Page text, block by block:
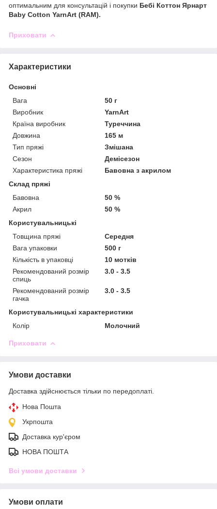
оптимальним для консультацій і покупки Бебі Коттон Ярнарт
Baby Cotton YarnArt (RAM).
Приховати
Характеристики
Основні
Вага
50 г
Виробник
YarnArt
Країна виробник
Туреччина
Довжина
165 м
Тип пряжі
Змішана
Сезон
Демісезон
Характеристика пряжі
Бавовна з акрилом
Склад пряжі
Бавовна
50 %
Акрил
50 %
Користувальницькі
Товщина пряжі
Середня
Вага упаковки
500 г
Кількість в упаковці
10 мотків
Рекомендований розмір
спиць
3.0 - 3.5
Рекомендований розмір
гачка
3.0 - 3.5
Користувальницькі характеристики
Колір
Молочний
Приховати
Умови доставки
Доставка здійснюється тільки по передоплаті.
Нова Пошта
Укрпошта
Доставка кур'єром
НОВА ПОШТА
Всі умови доставки
Умови оплати